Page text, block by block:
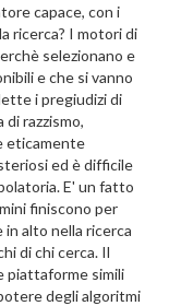
capace, con i
ricerca? I motori di
selezionano e
e che si vanno
i pregiudizi di
razzismo,
eticamente
ed è difficile
E' un fatto
finiscono per
alto nella ricerca
di chi cerca. Il
piattaforme simili
degli algoritmi